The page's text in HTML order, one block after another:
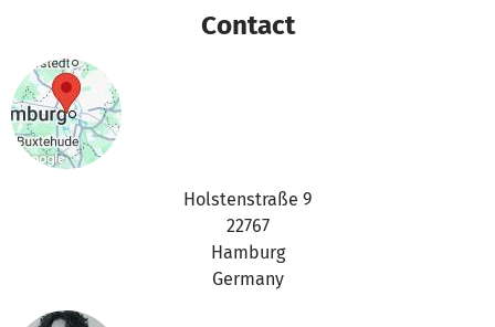
Contact
Holstenstraße 9
22767
Hamburg
Germany